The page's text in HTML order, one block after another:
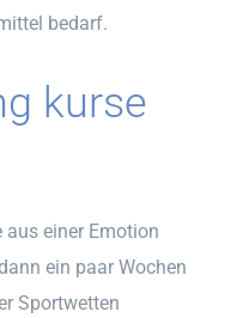
bedarf.
kurse
aus einer Emotion
ein paar Wochen
Sportwetten